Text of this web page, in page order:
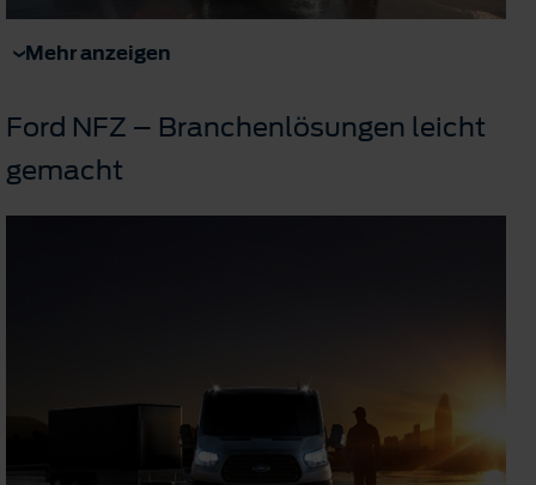
Mehr anzeigen
Ford NFZ – Branchenlösungen leicht
gemacht